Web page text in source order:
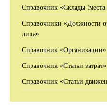
Справочник «Склады (места
Справочники «Должности
лица»
Справочник «Организации»
Справочник «Статьи затрат»
Справочник «Статьи